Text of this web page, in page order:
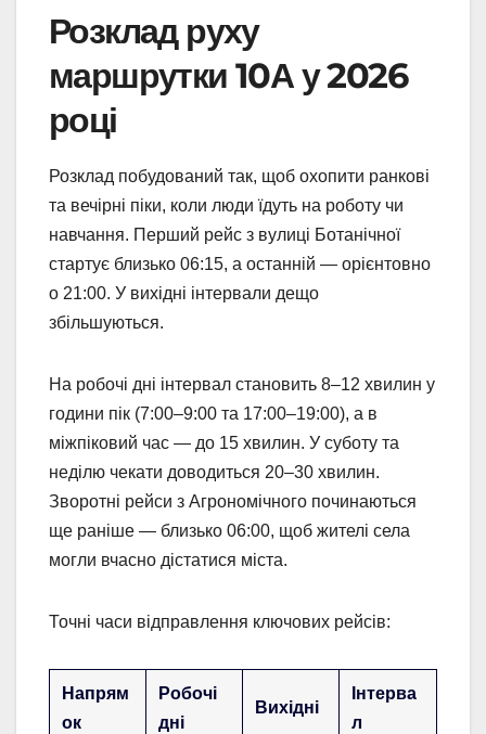
Розклад руху
маршрутки 10А у 2026
році
Розклад побудований так, щоб охопити ранкові
та вечірні піки, коли люди їдуть на роботу чи
навчання. Перший рейс з вулиці Ботанічної
стартує близько 06:15, а останній — орієнтовно
о 21:00. У вихідні інтервали дещо
збільшуються.
На робочі дні інтервал становить 8–12 хвилин у
години пік (7:00–9:00 та 17:00–19:00), а в
міжпіковий час — до 15 хвилин. У суботу та
неділю чекати доводиться 20–30 хвилин.
Зворотні рейси з Агрономічного починаються
ще раніше — близько 06:00, щоб жителі села
могли вчасно дістатися міста.
Точні часи відправлення ключових рейсів:
Напрям
ок
Робочі
дні
Вихідні
Інтерва
л